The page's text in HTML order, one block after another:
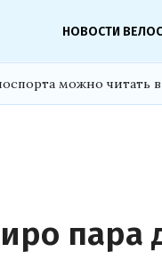
НОВОСТИ
можно читать в
пара